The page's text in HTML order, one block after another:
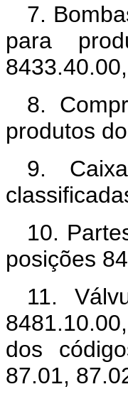
7.
para
8.
produtos
9.
10.
posições
11.
dos
87.01,